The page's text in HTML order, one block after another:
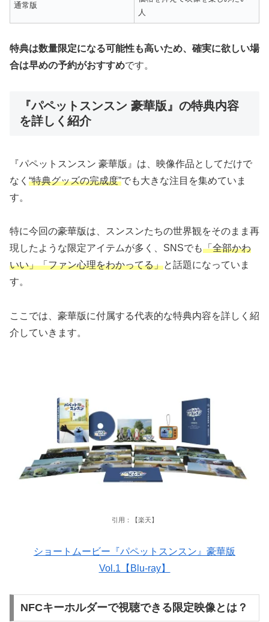
通常版
人
特典は数量限定になる可能性も高いため、確実に欲しい場
合は早めの予約がおすすめです。
『パペットスンスン 豪華版』の特典内容
を詳しく紹介
『パペットスンスン 豪華版』は、映像作品としてだけで
なく “特典グッズの完成度”でも大きな注目を集めていま
す。
特に今回の豪華版は、スンスンたちの世界観をそのまま再
現したような限定アイテムが多く、SNSでも「全部かわ
いい」「ファン心理をわかってる」と話題になっていま
す。
ここでは、豪華版に付属する代表的な特典内容を詳しく紹
介していきます。
引用：【楽天】
ショートムービー『パペットスンスン』豪華版
Vol.1【Blu-ray】
NFCキーホルダーで視聴できる限定映像とは？